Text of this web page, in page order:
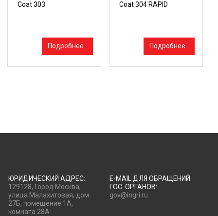
Coat 303
Подробнее
Coat 304 RAPID
Подробнее
ЮРИДИЧЕСКИЙ АДРЕС:
129128, Город Москва,
улица Малахитовая, дом
27Б, помещение 1А,
комната 28А
E-MAIL ДЛЯ ОБРАЩЕНИЙ
ГОС. ОРГАНОВ:
gov@ingri.ru